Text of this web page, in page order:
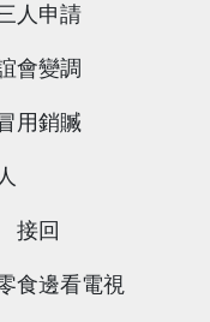
人申請
會變調
用銷贓
接回
食邊看電視